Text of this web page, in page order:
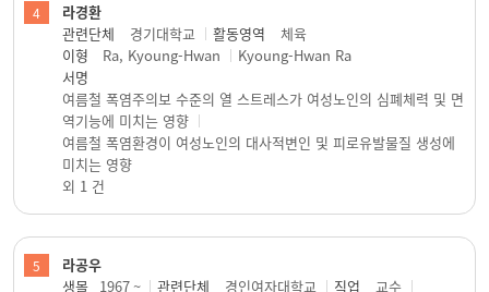
4
라경환
관련단체
경기대학교 활동영역
체육
이형
Ra, Kyoung-Hwan
Kyoung-Hwan Ra
서명
여름철 폭염주의보 수준의 열 스트레스가 여성노인의 심폐체력 및 면
역기능에 미치는 영향
여름철 폭염환경이 여성노인의 대사적변인 및 피로유발물질 생성에
미치는 영향
외 1 건
5
라공우
생몰 1967 ~ 관련단체 경인여자대학교 직업
교수